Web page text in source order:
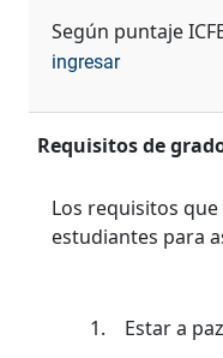
Según puntaje
ingresar
Requisitos de
Los requisitos
estudiantes para
1. Estar a paz